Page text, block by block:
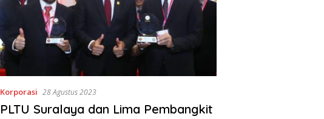
Korporasi 28 Agustus 2023
PLTU Suralaya dan Lima Pembangkit